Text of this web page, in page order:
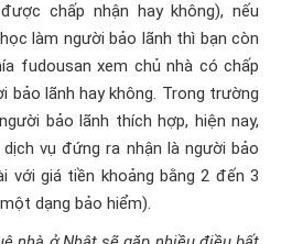
chấp nhận hay không), nếu
làm người bảo lãnh thì bạn còn
fudousan xem chủ nhà có chấp
bảo lãnh hay không. Trong trường
bảo lãnh thích hợp, hiện nay,
vụ đứng ra nhận là người bảo
với giá tiền khoảng bằng 2 đến 3
dạng bảo hiểm).